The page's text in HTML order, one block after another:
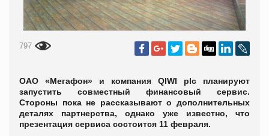
797
ОАО «Мегафон» и компания QIWI plс планируют
запустить совместный финансовый сервис.
Стороны пока не рассказывают о дополнительных
деталях партнерства, однако уже известно, что
презентация сервиса состоится 11 февраля.